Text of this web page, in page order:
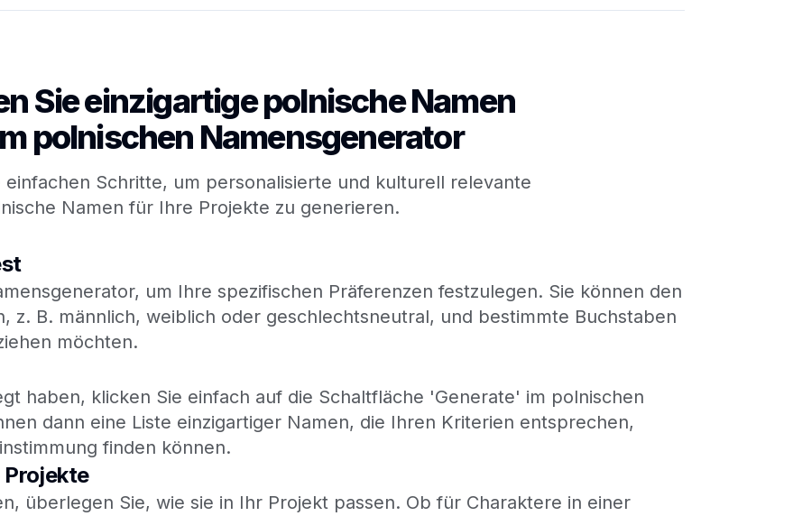
Sie einzigartige polnische Namen
polnischen Namensgenerator
einfachen Schritte, um personalisierte und kulturell relevante
Namen für Ihre Projekte zu generieren.
um Ihre spezifischen Präferenzen festzulegen. Sie können den
z. B. männlich, weiblich oder geschlechtsneutral, und bestimmte Buchstaben
möchten.
haben, klicken Sie einfach auf die Schaltfläche 'Generate' im polnischen
dann eine Liste einzigartiger Namen, die Ihren Kriterien entsprechen,
finden können.
Projekte
überlegen Sie, wie sie in Ihr Projekt passen. Ob für Charaktere in einer